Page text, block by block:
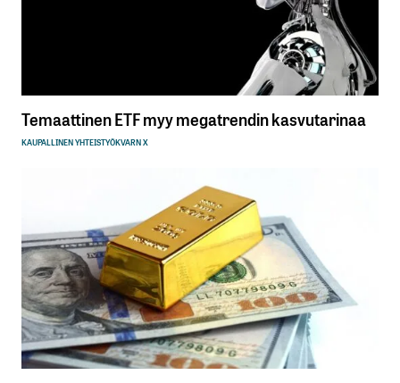
Temaattinen ETF myy megatrendin kasvutarinaa
KAUPALLINEN YHTEISTYÖKVARN X